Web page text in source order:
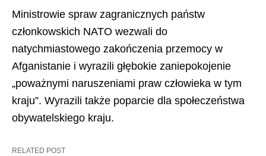
Ministrowie spraw zagranicznych państw
członkowskich NATO wezwali do
natychmiastowego zakończenia przemocy w
Afganistanie i wyrazili głębokie zaniepokojenie
„poważnymi naruszeniami praw człowieka w tym
kraju”. Wyrazili także poparcie dla społeczeństwa
obywatelskiego kraju.
RELATED POST